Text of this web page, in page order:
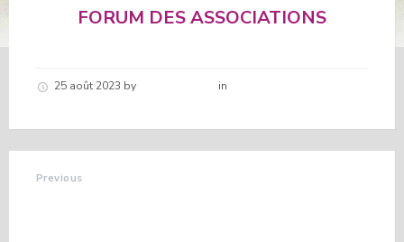
FORUM DES ASSOCIATIONS
25 août 2023 by in
Previous